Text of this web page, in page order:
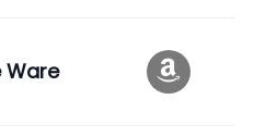
Ware